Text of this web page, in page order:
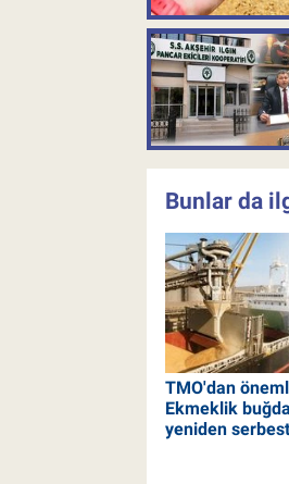
Bunlar da
TMO'dan
Ekmeklik
yeniden serbest